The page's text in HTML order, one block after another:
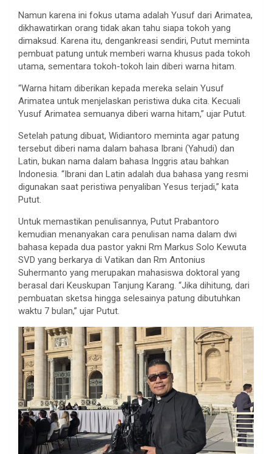
Namun karena ini fokus utama adalah Yusuf dari Arimatea,
dikhawatirkan orang tidak akan tahu siapa tokoh yang
dimaksud. Karena itu, dengankreasi sendiri, Putut meminta
pembuat patung untuk memberi warna khusus pada tokoh
utama, sementara tokoh-tokoh lain diberi warna hitam.
“Warna hitam diberikan kepada mereka selain Yusuf
Arimatea untuk menjelaskan peristiwa duka cita. Kecuali
Yusuf Arimatea semuanya diberi warna hitam,” ujar Putut.
Setelah patung dibuat, Widiantoro meminta agar patung
tersebut diberi nama dalam bahasa Ibrani (Yahudi) dan
Latin, bukan nama dalam bahasa Inggris atau bahkan
Indonesia. “Ibrani dan Latin adalah dua bahasa yang resmi
digunakan saat peristiwa penyaliban Yesus terjadi,” kata
Putut.
Untuk memastikan penulisannya, Putut Prabantoro
kemudian menanyakan cara penulisan nama dalam dwi
bahasa kepada dua pastor yakni Rm Markus Solo Kewuta
SVD yang berkarya di Vatikan dan Rm Antonius
Suhermanto yang merupakan mahasiswa doktoral yang
berasal dari Keuskupan Tanjung Karang. “Jika dihitung, dari
pembuatan sketsa hingga selesainya patung dibutuhkan
waktu 7 bulan,” ujar Putut.